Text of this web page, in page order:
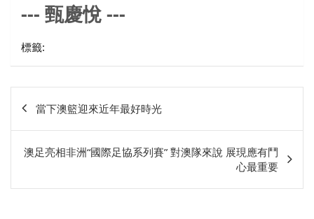
--- 甄慶悅 ---
標籤:
章
相
關
當下澳籃迎來近年最好時光
澳足亮相非洲“國際足協系列賽” 對澳隊來說 展現應有鬥
心最重要